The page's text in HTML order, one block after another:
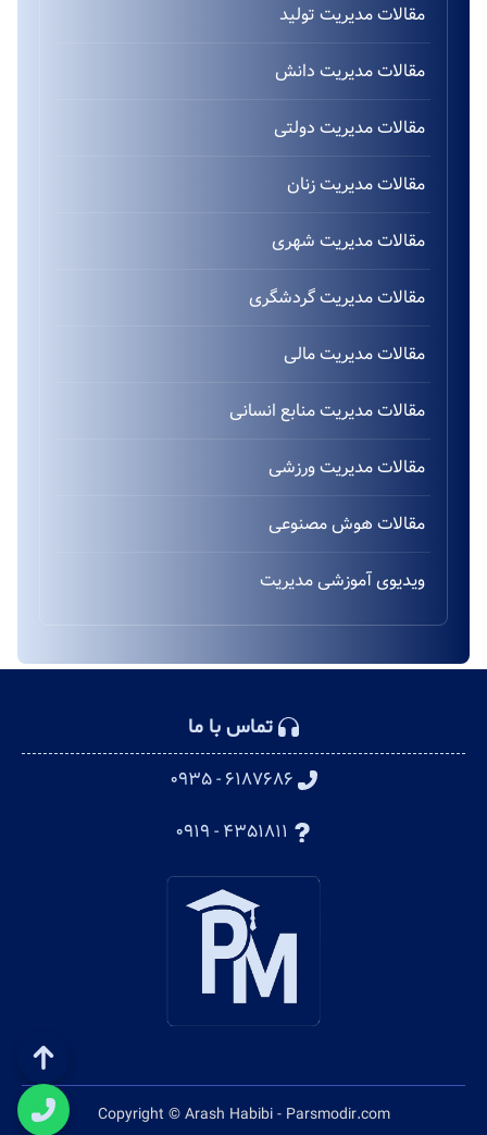
مقالات مدیریت تولید
مقالات مدیریت دانش
مقالات مدیریت دولتی
مقالات مدیریت زنان
مقالات مدیریت شهری
مقالات مدیریت گردشگری
مقالات مدیریت مالی
مقالات مدیریت منابع انسانی
مقالات مدیریت ورزشی
مقالات هوش مصنوعی
ویدیوی آموزشی مدیریت
تماس با ما
۶۱۸۷۶۸۶ - ۰۹۳۵
Copyright © Arash Habibi - Parsmodir.com